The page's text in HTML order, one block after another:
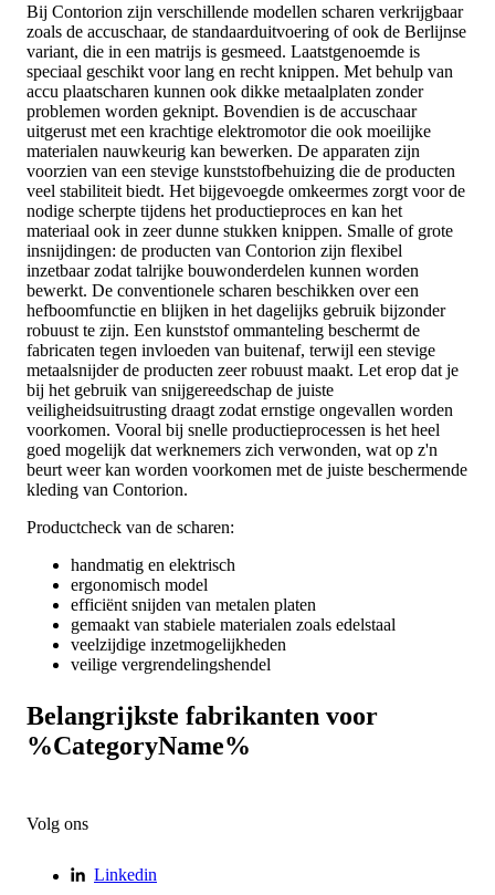
Bij Contorion zijn verschillende modellen scharen verkrijgbaar
zoals de accuschaar, de standaarduitvoering of ook de Berlijnse
variant, die in een matrijs is gesmeed. Laatstgenoemde is
speciaal geschikt voor lang en recht knippen. Met behulp van
accu plaatscharen kunnen ook dikke metaalplaten zonder
problemen worden geknipt. Bovendien is de accuschaar
uitgerust met een krachtige elektromotor die ook moeilijke
materialen nauwkeurig kan bewerken. De apparaten zijn
voorzien van een stevige kunststofbehuizing die de producten
veel stabiliteit biedt. Het bijgevoegde omkeermes zorgt voor de
nodige scherpte tijdens het productieproces en kan het
materiaal ook in zeer dunne stukken knippen. Smalle of grote
insnijdingen: de producten van Contorion zijn flexibel
inzetbaar zodat talrijke bouwonderdelen kunnen worden
bewerkt. De conventionele scharen beschikken over een
hefboomfunctie en blijken in het dagelijks gebruik bijzonder
robuust te zijn. Een kunststof ommanteling beschermt de
fabricaten tegen invloeden van buitenaf, terwijl een stevige
metaalsnijder de producten zeer robuust maakt. Let erop dat je
bij het gebruik van snijgereedschap de juiste
veiligheidsuitrusting draagt zodat ernstige ongevallen worden
voorkomen. Vooral bij snelle productieprocessen is het heel
goed mogelijk dat werknemers zich verwonden, wat op z'n
beurt weer kan worden voorkomen met de juiste beschermende
kleding van Contorion.
Productcheck van de scharen:
handmatig en elektrisch
ergonomisch model
efficiënt snijden van metalen platen
gemaakt van stabiele materialen zoals edelstaal
veelzijdige inzetmogelijkheden
veilige vergrendelingshendel
Belangrijkste fabrikanten voor
%CategoryName%
Volg ons
Linkedin